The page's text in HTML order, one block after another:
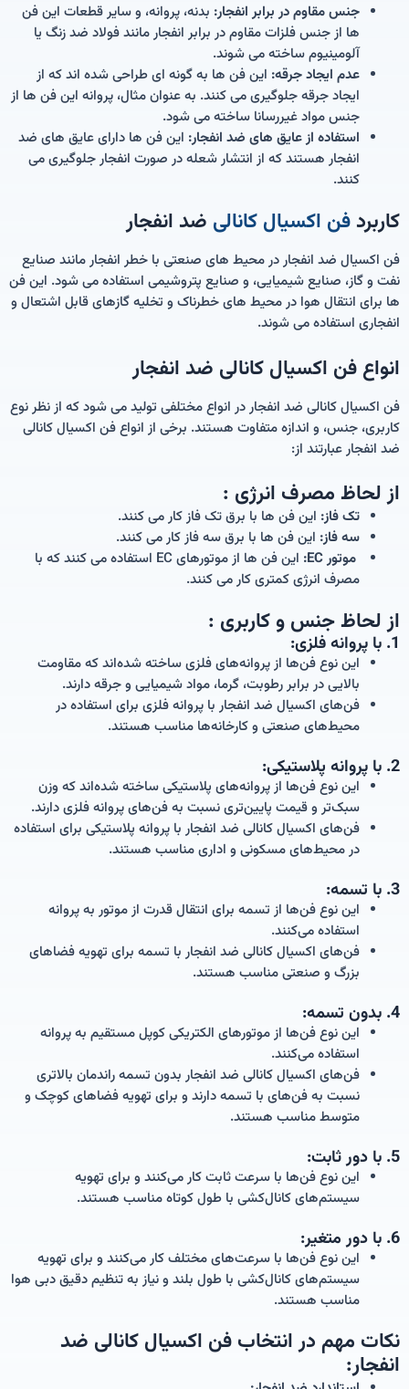
جنس مقاوم در برابر انفجار: بدنه، پروانه، و سایر قطعات این فن
ها از جنس فلزات مقاوم در برابر انفجار مانند فولاد ضد زنگ یا
آلومینیوم ساخته می شوند.
عدم ایجاد جرقه: این فن ها به گونه ای طراحی شده اند که از
ایجاد جرقه جلوگیری می کنند. به عنوان مثال، پروانه این فن ها از
جنس مواد غیررسانا ساخته می شود.
استفاده از عایق های ضد انفجار: این فن ها دارای عایق های ضد
انفجار هستند که از انتشار شعله در صورت انفجار جلوگیری می
کنند.
کاربرد فن اکسیال کانالی ضد انفجار
فن اکسیال ضد انفجار در محیط های صنعتی با خطر انفجار مانند صنایع
نفت و گاز، صنایع شیمیایی، و صنایع پتروشیمی استفاده می شود. این فن
ها برای انتقال هوا در محیط های خطرناک و تخلیه گازهای قابل اشتعال و
انفجاری استفاده می شوند.
انواع فن اکسیال کانالی ضد انفجار
فن اکسیال کانالی ضد انفجار در انواع مختلفی تولید می شود که از نظر نوع
کاربری، جنس، و اندازه متفاوت هستند. برخی از انواع فن اکسیال کانالی
ضد انفجار عبارتند از:
از لحاظ مصرف انرژی :
تک فاز: این فن ها با برق تک فاز کار می کنند.
سه فاز: این فن ها با برق سه فاز کار می کنند.
موتور EC:
این فن ها از موتورهای EC استفاده می کنند که با
مصرف انرژی کمتری کار می کنند.
از لحاظ جنس و کاربری :
1. با پروانه فلزی:
این نوع فن‌ها از پروانه‌های فلزی ساخته شده‌اند که مقاومت
بالایی در برابر رطوبت، گرما، مواد شیمیایی و جرقه دارند.
فن‌های اکسیال ضد انفجار با پروانه فلزی برای استفاده در
محیط‌های صنعتی و کارخانه‌ها مناسب هستند.
2. با پروانه پلاستیکی:
این نوع فن‌ها از پروانه‌های پلاستیکی ساخته شده‌اند که وزن
سبک‌تر و قیمت پایین‌تری نسبت به فن‌های پروانه فلزی دارند.
فن‌های اکسیال کانالی ضد انفجار با پروانه پلاستیکی برای استفاده
در محیط‌های مسکونی و اداری مناسب هستند.
3. با تسمه:
این نوع فن‌ها از تسمه برای انتقال قدرت از موتور به پروانه
استفاده می‌کنند.
فن‌های اکسیال کانالی ضد انفجار با تسمه برای تهویه فضاهای
بزرگ و صنعتی مناسب هستند.
4. بدون تسمه:
این نوع فن‌ها از موتورهای الکتریکی کوپل مستقیم به پروانه
استفاده می‌کنند.
فن‌های اکسیال کانالی ضد انفجار بدون تسمه راندمان بالاتری
نسبت به فن‌های با تسمه دارند و برای تهویه فضاهای کوچک و
متوسط مناسب هستند.
5. با دور ثابت:
این نوع فن‌ها با سرعت ثابت کار می‌کنند و برای تهویه
سیستم‌های کانال‌کشی با طول کوتاه مناسب هستند.
6. با دور متغیر:
این نوع فن‌ها با سرعت‌های مختلف کار می‌کنند و برای تهویه
سیستم‌های کانال‌کشی با طول بلند و نیاز به تنظیم دقیق دبی هوا
مناسب هستند.
نکات مهم در انتخاب فن اکسیال کانالی ضد
انفجار: